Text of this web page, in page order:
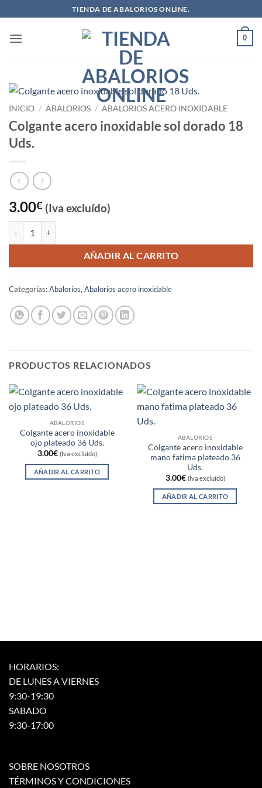
al
contenido
TIENDA DE ABALORIOS ONLINE.
0
INICIO / ABALORIOS / ABALORIOS ACERO INOXIDABLE
Colgante acero inoxidable sol dorado 18
Uds.
3.00€ (Iva excluído)
AÑADIR AL CARRITO
Categorías:Abalorios, Abalorios acero inoxidable
PRODUCTOS RELACIONADOS
ABALORIOS
Colgante acero inoxidable
ojo plateado 36 Uds.
3.00€ (Iva excluído)
AÑADIR AL CARRITO
ABALORIOS
Colgante acero inoxidable
mano fatima plateado 36
Uds.
3.00€ (Iva excluído)
AÑADIR AL CARRITO
HORARIOS:
DE LUNES A VIERNES
9:30-19:30
SABADO
9:30-17:00
SOBRE NOSOTROS
TÉRMINOS Y CONDICIONES